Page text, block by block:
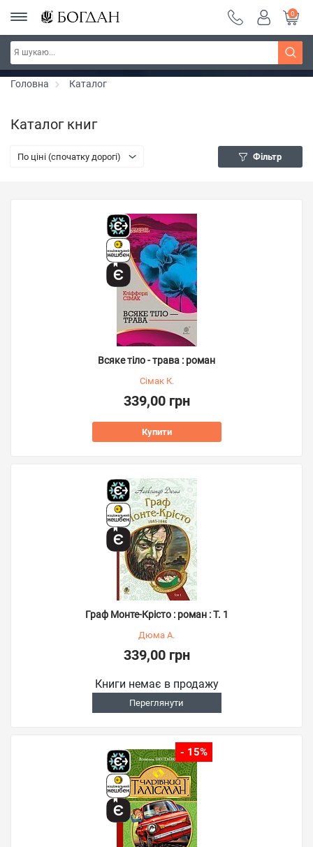
РОЗПРОДАЖ ~ 150 грн ~ 200 грн ~ 250 грн ~
300 грн ~ РОЗПРОДАЖ
Дізнатись більше
0
Головна Каталог
Каталог книг
По ціні (спочатку дорогі) Фільтр
Всяке тіло - трава : роман
Сімак К.
339,00 грн
Купити
Граф Монте-Крісто : роман : Т. 1
Дюма А.
339,00 грн
Книги немає в продажу
Переглянути
- 15%